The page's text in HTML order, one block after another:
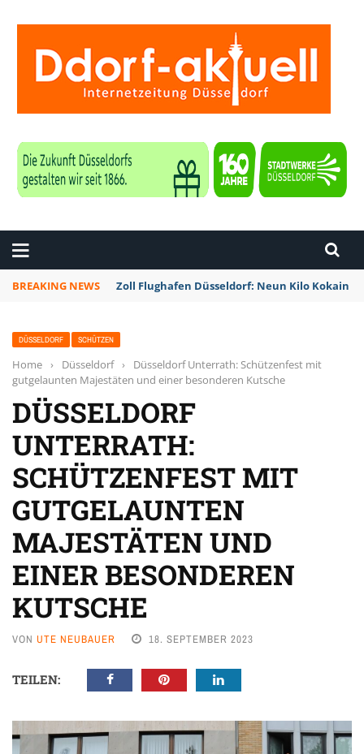
BREAKING NEWS Zoll Flughafen Düsseldorf: Neun Kilo Kokain
DÜSSELDORF SCHÜTZEN
Home › Düsseldorf ›
Düsseldorf Unterrath: Schützenfest mit
gutgelaunten Majestäten und einer besonderen Kutsche
DÜSSELDORF
UNTERRATH:
SCHÜTZENFEST MIT
GUTGELAUNTEN
MAJESTÄTEN UND
EINER BESONDEREN
KUTSCHE
VON UTE NEUBAUER 18. SEPTEMBER 2023
TEILEN: